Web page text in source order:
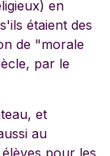
en
étaient des
de "morale
par le
et
au
pour les